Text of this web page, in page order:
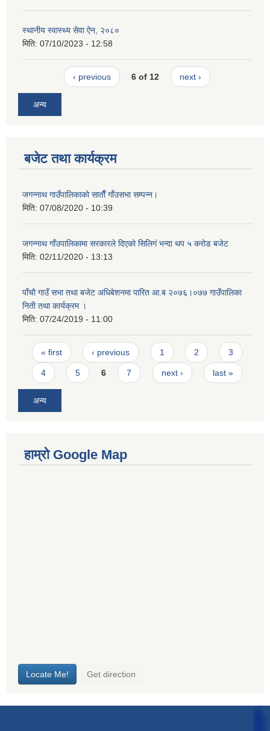
स्थानीय स्वास्थ्य सेवा ऐन, २०८०
मिति: 07/10/2023 - 12:58
‹ previous 6 of 12 next ›
अन्य
बजेट तथा कार्यक्रम
जगन्नाथ गाउँपालिकाको साताैँ गाँउसभा सम्पन्न।
मिति: 07/08/2020 - 10:39
जगन्नाथ गाँउपालिकामा सरकारले दिएको सिलिगं भन्दा थप ५ करोड बजेट
मिति: 02/11/2020 - 13:13
पाँचाै गाउँ सभा तथा बजेट अधिबेशनमा पारित आ.ब २०७६।०७७ गाउँपालिका
निती तथा कार्यक्रम ।
मिति: 07/24/2019 - 11:00
Pages
« first ‹ previous 1 2 3
4 5 6 7 next › last »
अन्य
हाम्रो Google Map